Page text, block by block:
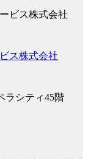
ス株式会社
ラシティ45階